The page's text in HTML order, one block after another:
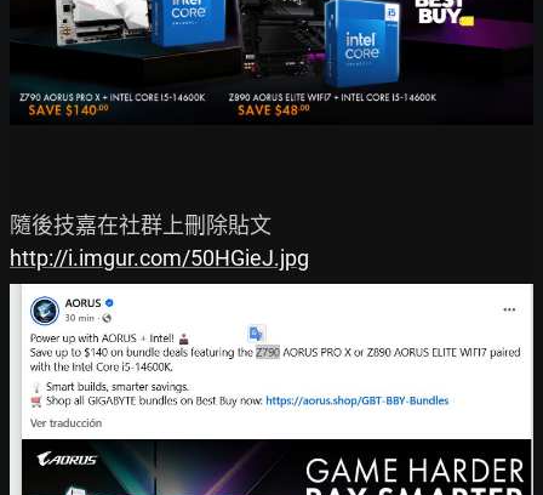
http://i.imgur.com/50HGieJ.jpg